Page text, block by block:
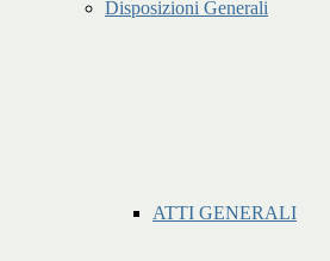
Disposizioni Generali
ATTI GENERALI